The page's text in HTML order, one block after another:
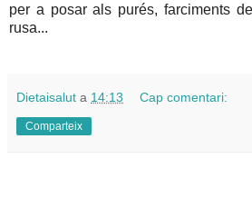
per a posar als purés, farciments
rusa...
Dietaisalut a 14:13 Cap comentari:
Comparteix